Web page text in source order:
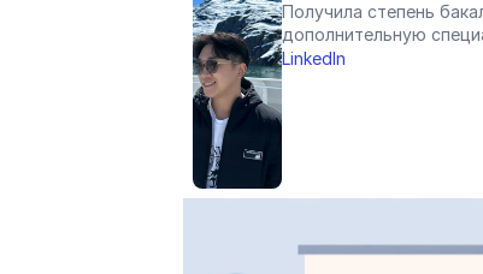
Получила степень
дополнительную
LinkedIn